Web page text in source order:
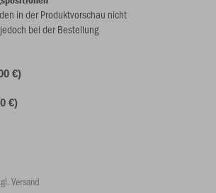
in der Produktvorschau nicht
bei der Bestellung
€)
€)
Versand